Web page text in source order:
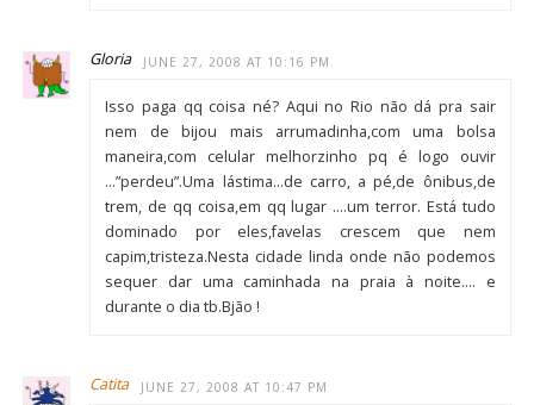
Gloria JUNE 27, 2008 AT 10:16 PM
Isso paga qq coisa né? Aqui no Rio não dá pra sair
nem de bijou mais arrumadinha,com uma bolsa
maneira,com celular melhorzinho pq é logo ouvir
…”perdeu”.Uma lástima…de carro, a pé,de ônibus,de
trem, de qq coisa,em qq lugar ….um terror. Está tudo
dominado por eles,favelas crescem que nem
capim,tristeza.Nesta cidade linda onde não podemos
sequer dar uma caminhada na praia à noite…. e
durante o dia tb.Bjão !
Catita JUNE 27, 2008 AT 10:47 PM